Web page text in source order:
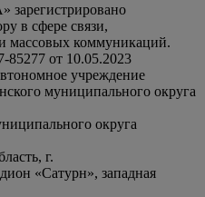
в сфере связи,
массовых коммуникаций.
от 10.05.2023
учреждение
муниципального округа
округа
г.
«Сатурн», западная